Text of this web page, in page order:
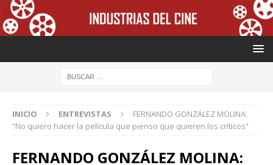
INICIO ENTREVISTAS
FERNANDO GONZÁLEZ MOLINA:
“No quiero hacer la película que pienso que quieren los críticos”
FERNANDO GONZÁLEZ MOLINA: